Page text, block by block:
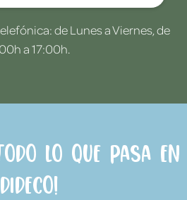
de Lunes a Viernes, de
a 17:00h.
lo que pasa en
Dideco!